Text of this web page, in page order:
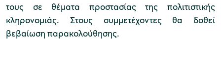
τους σε θέματα προστασίας της πολιτιστικής
κληρονομιάς. Στους συμμετέχοντες θα δοθεί
βεβαίωση παρακολούθησης.